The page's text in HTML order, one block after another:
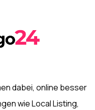
dabei, online besser
wie Local Listing,